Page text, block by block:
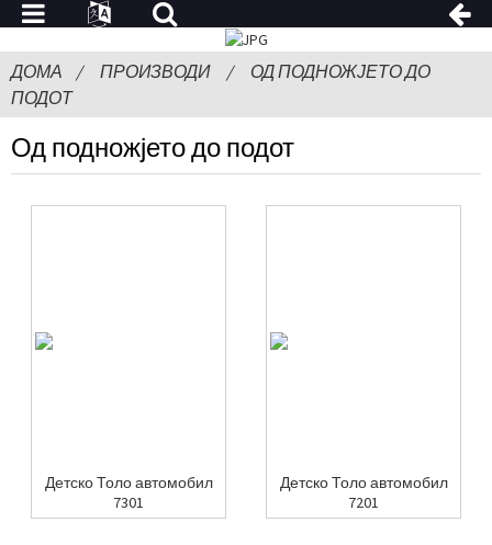
ДОМА ПРОИЗВОДИ
ОД ПОДНОЖЈЕТО ДО
ПОДОТ
Од подножјето до подот
Детско Толо автомобил
7301
Детско Толо автомобил
7201